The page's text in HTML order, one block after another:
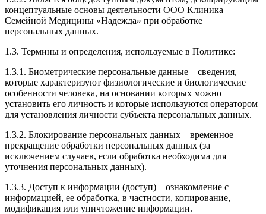
концептуальные основы деятельности ООО Клиника
Семейной Медицины «Надежда» при обработке
персональных данных.
1.3. Термины и определения, используемые в Политике:
1.3.1. Биометрические персональные данные – сведения,
которые характеризуют физиологические и биологические
особенности человека, на основании которых можно
установить его личность и которые используются оператором
для установления личности субъекта персональных данных.
1.3.2. Блокирование персональных данных – временное
прекращение обработки персональных данных (за
исключением случаев, если обработка необходима для
уточнения персональных данных).
1.3.3. Доступ к информации (доступ) – ознакомление с
информацией, ее обработка, в частности, копирование,
модификация или уничтожение информации.